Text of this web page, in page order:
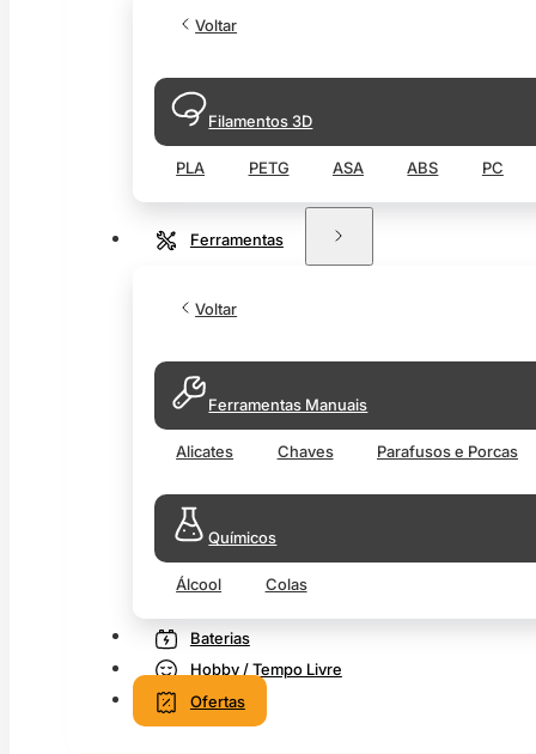
Voltar
Filamentos 3D
PLA PETG ASA ABS PC
Ferramentas
Voltar
Ferramentas Manuais
Alicates Chaves Parafusos e Porcas
Químicos
Álcool Colas
Baterias
Hobby / Tempo Livre
Ofertas